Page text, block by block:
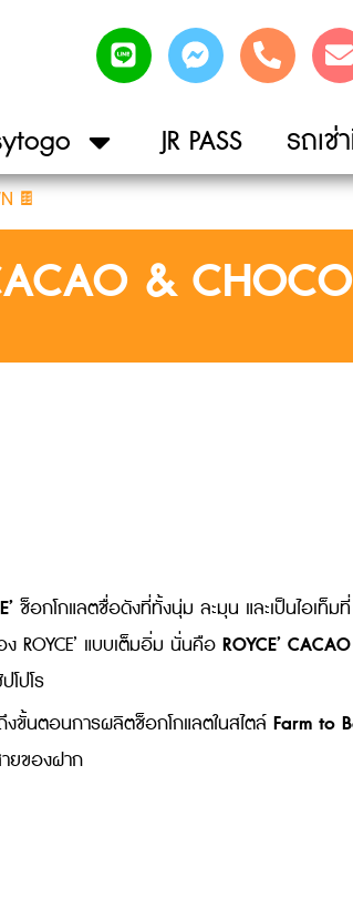
JR PASS รถเ
🍫
&
ช็อกโกแลตชื่อดังที่ทั้งนุ่ม ละมุน และเป็นไอเท็มที่
ROYCE’ แบบเต็มอิ่ม นั่นคือ ROYCE’
โปโร
งขั้นตอนการผลิตช็อกโกแลตในสไตล์ Farm to
ยของฝาก